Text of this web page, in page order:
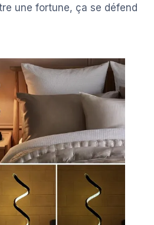
une fortune, ça se défend